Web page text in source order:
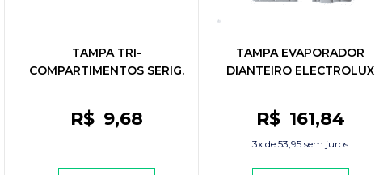
TAMPA TRI-
COMPARTIMENTOS SERIG.
R$ 9,68
TAMPA EVAPORADOR
DIANTEIRO ELECTROLUX
R$ 161,84
3x de 53,95 sem juros